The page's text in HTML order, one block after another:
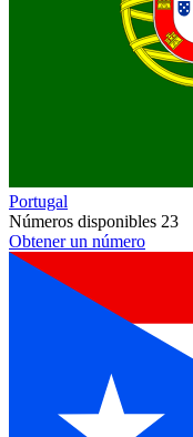
Portugal
Números disponibles 23
Obtener un número